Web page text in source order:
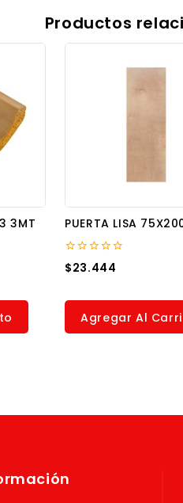
Productos
3MT PUERTA LISA
0
out
$23.444
Agregar Al